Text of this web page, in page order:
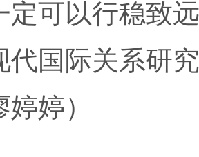
定可以行稳致
代国际关系研
婷）